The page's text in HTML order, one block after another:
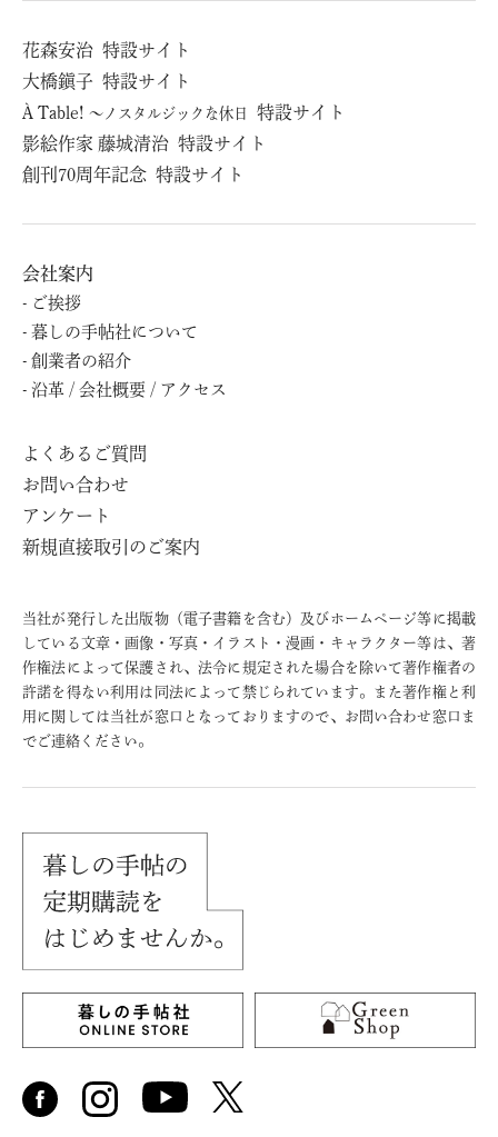
花森安治 特設サイト
⼤橋鎭⼦ 特設サイト
À Table! ～ノスタルジックな休日
特設サイト
影絵作家 藤城清治 特設サイト
創刊70周年記念 特設サイト
会社案内
ご挨拶
暮しの⼿帖社について
創業者の紹介
沿⾰ / 会社概要 / アクセス
よくあるご質問
お問い合わせ
アンケート
新規直接取引のご案内
当社が発行した出版物（電子書籍を含む）及びホームページ等に掲載
している文章・画像・写真・イラスト・漫画・キャラクター等は、著
作権法によって保護され、法令に規定された場合を除いて著作権者の
許諾を得ない利用は同法によって禁じられています。また著作権と利
用に関しては当社が窓口となっておりますので、お問い合わせ窓口ま
でご連絡ください。